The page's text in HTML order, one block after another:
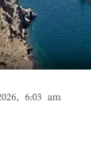
6:03 am